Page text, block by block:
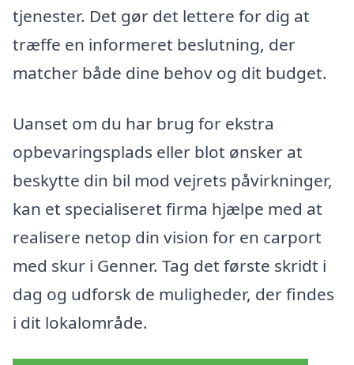
tjenester. Det gør det lettere for dig at
træffe en informeret beslutning, der
matcher både dine behov og dit budget.
Uanset om du har brug for ekstra
opbevaringsplads eller blot ønsker at
beskytte din bil mod vejrets påvirkninger,
kan et specialiseret firma hjælpe med at
realisere netop din vision for en carport
med skur i Genner. Tag det første skridt i
dag og udforsk de muligheder, der findes
i dit lokalområde.